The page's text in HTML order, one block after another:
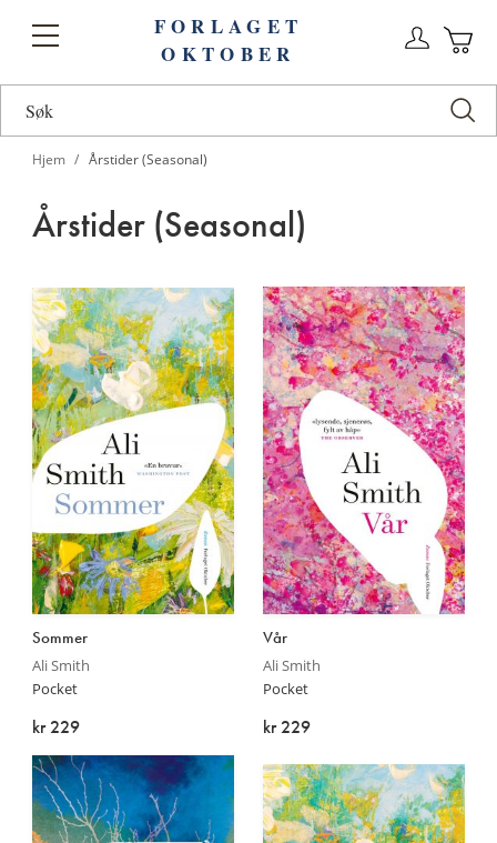
Toggle
FORLAGET
OKTOBER
Hjem Årstider (Seasonal)
Årstider (Seasonal)
Sommer
Ali Smith
Pocket
kr 229
På lager
Les
mer
Vår
Ali Smith
Pocket
kr 229
Les
mer